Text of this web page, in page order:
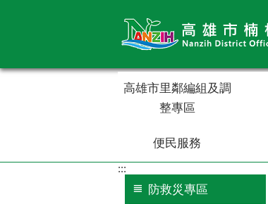
高雄市里鄰編組及調
整專區
便民服務
:::
防救災專區